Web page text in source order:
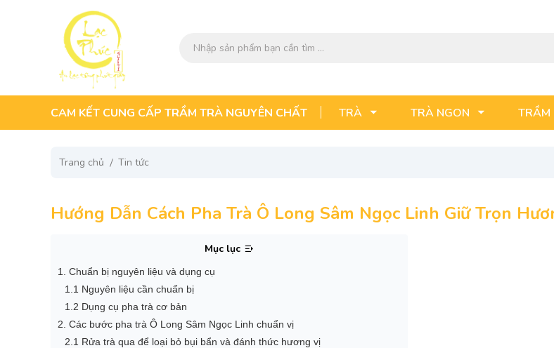
CAM KẾT CUNG CẤP TRẦM TRÀ NGUYÊN CHẤT TRÀ TRÀ NGON TRẦM
Trang chủ Tin tức
Hướng Dẫn Cách Pha Trà Ô Long Sâm Ngọc Linh Giữ Trọn
Mục lục
1. Chuẩn bị nguyên liệu và dụng cụ
1.1 Nguyên liệu cần chuẩn bị
1.2 Dụng cụ pha trà cơ bản
2. Các bước pha trà Ô Long Sâm Ngọc Linh chuẩn vị
2.1 Rửa trà qua để loại bỏ bụi bẩn và đánh thức hương vị